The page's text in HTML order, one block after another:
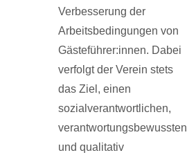
Verbesserung der
Arbeitsbedingun­gen von
Gästeführer:innen. Dabei
verfolgt der Verein stets
das Ziel, einen
sozialverant­wortlichen,
verantwortungsbewussten
und qualitativ